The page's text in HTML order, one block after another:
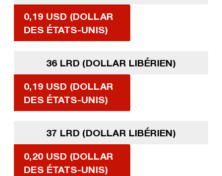
0,19 USD (DOLLAR
DES ÉTATS-UNIS)
36 LRD (DOLLAR LIBÉRIEN)
0,19 USD (DOLLAR
DES ÉTATS-UNIS)
37 LRD (DOLLAR LIBÉRIEN)
0,20 USD (DOLLAR
DES ÉTATS-UNIS)